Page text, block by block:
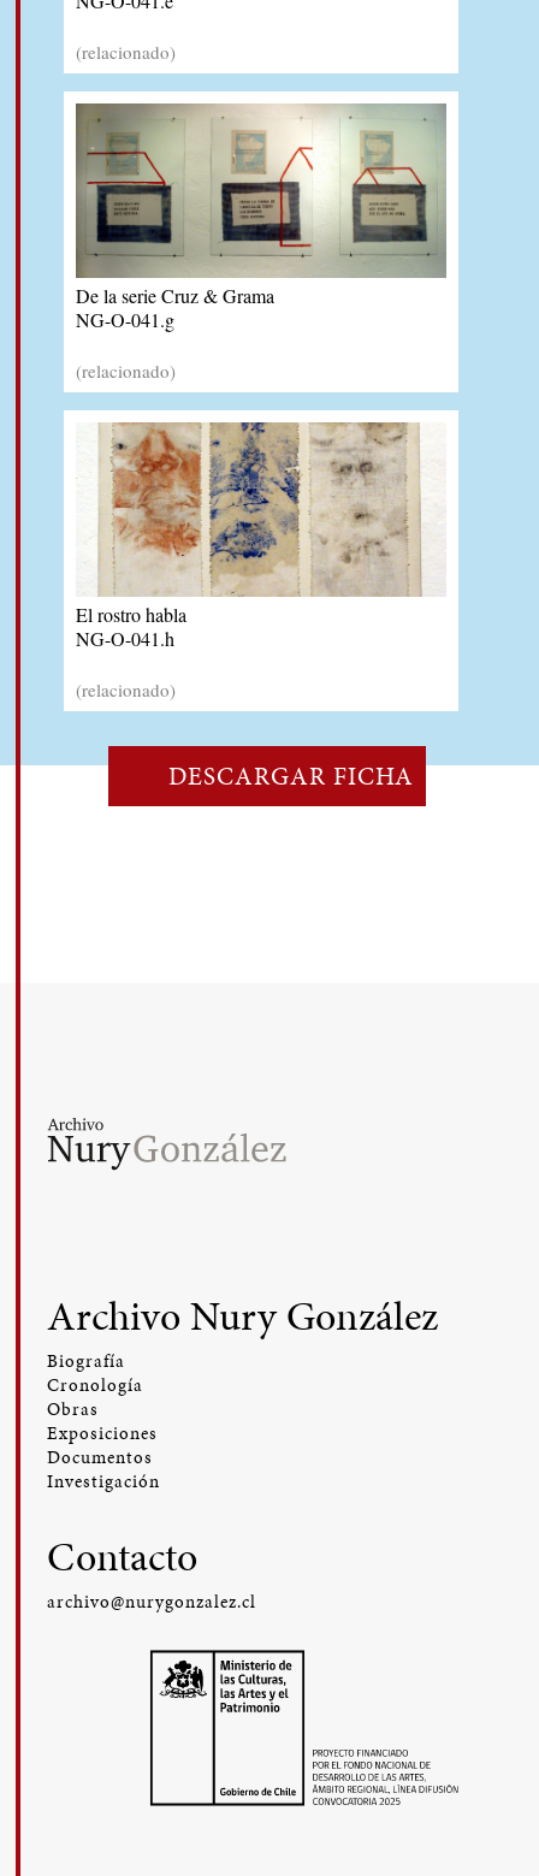
DESCARGAR FICHA
(relacionado)
De la serie Cruz & Grama
NG-O-041.g
(relacionado)
El rostro habla
NG-O-041.h
(relacionado)
Archivo Nury González
Biografía
Cronología
Obras
Exposiciones
Documentos
Investigación
Contacto
archivo@nurygonzalez.cl